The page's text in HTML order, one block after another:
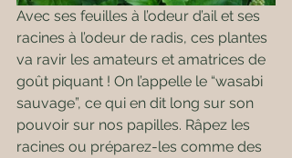
Avec ses feuilles à l’odeur d’ail et ses
racines à l’odeur de radis, ces plantes
va ravir les amateurs et amatrices de
goût piquant ! On l’appelle le “wasabi
sauvage”, ce qui en dit long sur son
pouvoir sur nos papilles. Râpez les
racines ou préparez-les comme des